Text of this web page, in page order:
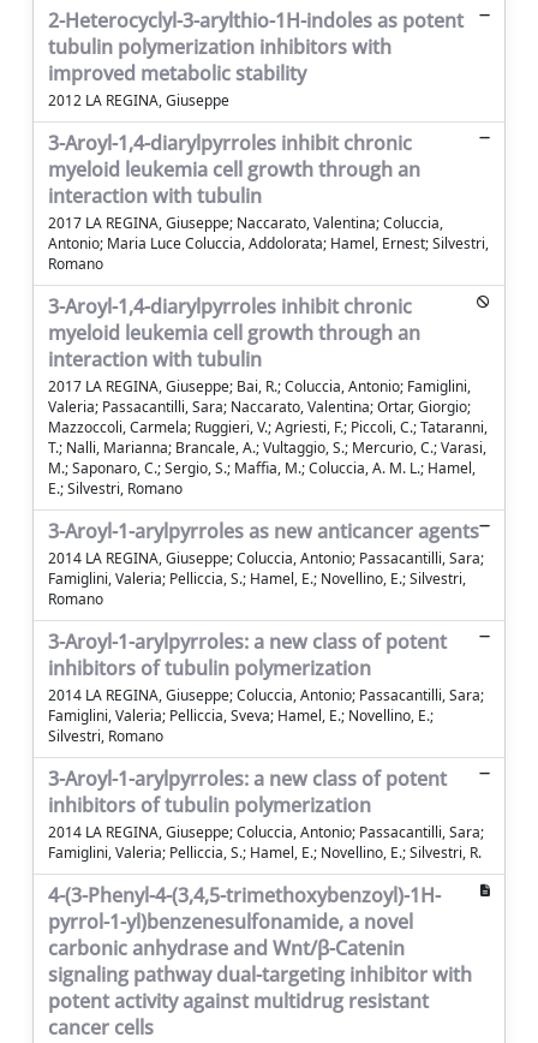
2-Heterocyclyl-3-arylthio-1H-indoles as potent
tubulin polymerization inhibitors with
improved metabolic stability
2012 LA REGINA, Giuseppe
3-Aroyl-1,4-diarylpyrroles inhibit chronic
myeloid leukemia cell growth through an
interaction with tubulin
2017 LA REGINA, Giuseppe; Naccarato, Valentina; Coluccia,
Antonio; Maria Luce Coluccia, Addolorata; Hamel, Ernest; Silvestri,
Romano
3-Aroyl-1,4-diarylpyrroles inhibit chronic
myeloid leukemia cell growth through an
interaction with tubulin
2017 LA REGINA, Giuseppe; Bai, R.; Coluccia, Antonio; Famiglini,
Valeria; Passacantilli, Sara; Naccarato, Valentina; Ortar, Giorgio;
Mazzoccoli, Carmela; Ruggieri, V.; Agriesti, F.; Piccoli, C.; Tataranni,
T.; Nalli, Marianna; Brancale, A.; Vultaggio, S.; Mercurio, C.; Varasi,
M.; Saponaro, C.; Sergio, S.; Maffia, M.; Coluccia, A. M. L.; Hamel,
E.; Silvestri, Romano
3-Aroyl-1-arylpyrroles as new anticancer agents
2014 LA REGINA, Giuseppe; Coluccia, Antonio; Passacantilli, Sara;
Famiglini, Valeria; Pelliccia, S.; Hamel, E.; Novellino, E.; Silvestri,
Romano
3-Aroyl-1-arylpyrroles: a new class of potent
inhibitors of tubulin polymerization
2014 LA REGINA, Giuseppe; Coluccia, Antonio; Passacantilli, Sara;
Famiglini, Valeria; Pelliccia, Sveva; Hamel, E.; Novellino, E.;
Silvestri, Romano
3-Aroyl-1-arylpyrroles: a new class of potent
inhibitors of tubulin polymerization
2014 LA REGINA, Giuseppe; Coluccia, Antonio; Passacantilli, Sara;
Famiglini, Valeria; Pelliccia, S.; Hamel, E.; Novellino, E.; Silvestri, R.
4-(3-Phenyl-4-(3,4,5-trimethoxybenzoyl)-1H-
pyrrol-1-yl)benzenesulfonamide, a novel
carbonic anhydrase and Wnt/β-Catenin
signaling pathway dual-targeting inhibitor with
potent activity against multidrug resistant
cancer cells